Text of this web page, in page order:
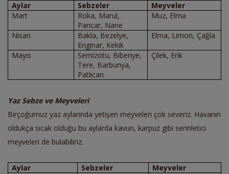
Aylar Sebzeler
Meyveler
Mart
Roka, Marul,
Pancar, Nane
Muz, Elma
Nisan
Bakla, Bezelye,
Enginar, Kekik
Elma, Limon, Çağla
Mayıs
Semizotu, Biberiye,
Tere, Barbunya,
Patlıcan
Çilek, Erik
Yaz Sebze ve Meyveleri
Birçoğumuz yaz aylarında yetişen meyveleri çok severiz. Havanın
oldukça sıcak olduğu bu aylarda kavun, karpuz gibi serinletici
meyveleri de bulabiliriz.
Aylar Sebzeler
Meyveler